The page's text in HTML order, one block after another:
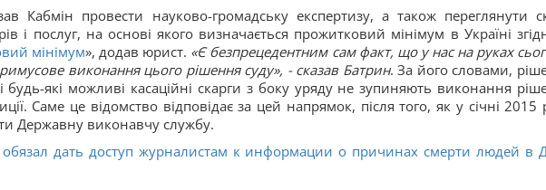
Кабмін провести науково-громадську експертизу, а також переглянути
і послуг, на основі якого визначається прожитковий мінімум в Україні
мінімум», додав юрист. «Є безпрецедентним сам факт, що у нас на руках
виконання цього рішення суду», - сказав Батрин. За його словами,
будь-які можливі касаційні скарги з боку уряду не зупиняють виконання
Саме це відомство відповідає за цей напрямок, після того, як у січні 2015
Державну виконавчу службу.
обязал дать доступ журналистам к информации о причинах смерти людей в